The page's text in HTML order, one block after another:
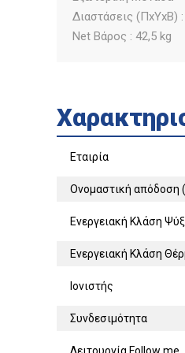
Διαστάσεις (ΠxΥxΒ)
Net Βάρος : 42,5 kg
Εταιρία
Ονομαστική απόδοση
Ενεργειακή Κλάση
Ενεργειακή Κλάση
Ιονιστής
Συνδεσιμότητα
Λειτουργία Follow me